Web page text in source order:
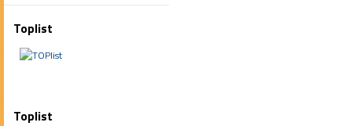
Toplist
Toplist